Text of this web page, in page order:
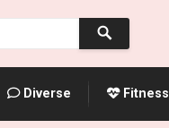
Diverse Fitness